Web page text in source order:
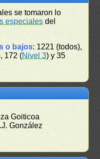
se tomaron lo
especiales del
o bajos: 1221 (todos),
172 (Nivel 3) y 35
Goiticoa
González